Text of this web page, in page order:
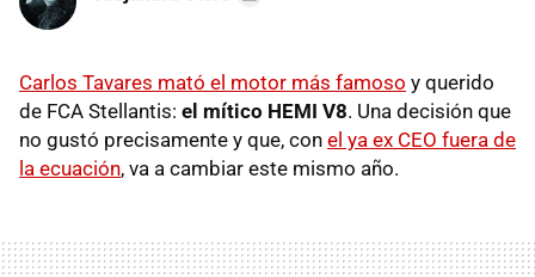
Carlos Tavares mató el motor más famoso y querido
de FCA Stellantis: el mítico HEMI V8. Una decisión que
no gustó precisamente y que, con el ya ex CEO fuera de
la ecuación, va a cambiar este mismo año.